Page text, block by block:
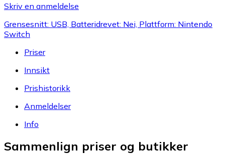
Skriv en anmeldelse
Grensesnitt: USB, Batteridrevet: Nei, Plattform: Nintendo
Switch
Priser
Innsikt
Prishistorikk
Anmeldelser
Info
Sammenlign priser og butikker